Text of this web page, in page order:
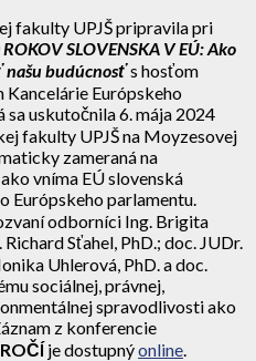
fakulty UPJŠ pripravila pri
SLOVENSKA V EÚ: Ako
našu budúcnosťs hosťom
Kancelárie Európskeho
sa uskutočnila 6. mája 2024
fakulty UPJŠ na Moyzesovej
zameraná na
vníma EÚ slovenská
Európskeho parlamentu.
odborníci Ing. Brigita
Sťahel, PhD.; doc. JUDr.
Uhlerová, PhD. a doc.
sociálnej, právnej,
spravodlivosti ako
z konferencie
je dostupnýonline